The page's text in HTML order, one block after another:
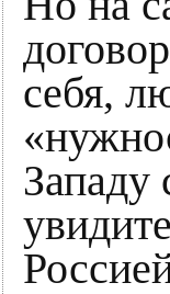
себя,
Западу